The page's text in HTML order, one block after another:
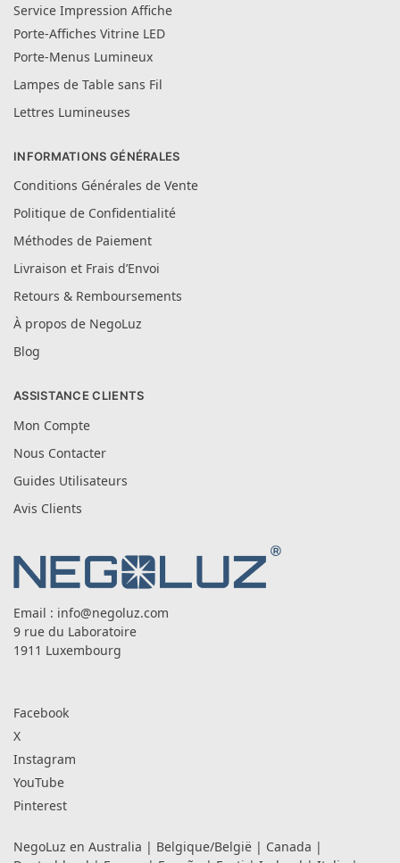
Service Impression Affiche
Porte-Affiches Vitrine LED
Porte-Menus Lumineux
Lampes de Table sans Fil
Lettres Lumineuses
INFORMATIONS GÉNÉRALES
Conditions Générales de Vente
Politique de Confidentialité
Méthodes de Paiement
Livraison et Frais d’Envoi
Retours & Remboursements
À propos de NegoLuz
Blog
ASSISTANCE CLIENTS
Mon Compte
Nous Contacter
Guides Utilisateurs
Avis Clients
Email : info@negoluz.com
9 rue du Laboratoire
1911 Luxembourg
Facebook
X
Instagram
YouTube
Pinterest
NegoLuz en Australia | Belgique/België | Canada |